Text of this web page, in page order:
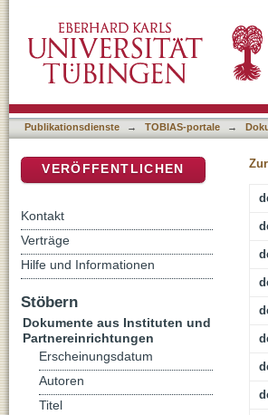
Gennaro : storia naturale di
Publikationsdienste → TOBIAS-portale →
VERÖFFENTLICHEN
Kontakt
Verträge
Hilfe und Informationen
Stöbern
Dokumente aus Instituten und
Partnereinrichtungen
Erscheinungsdatum
Autoren
Titel